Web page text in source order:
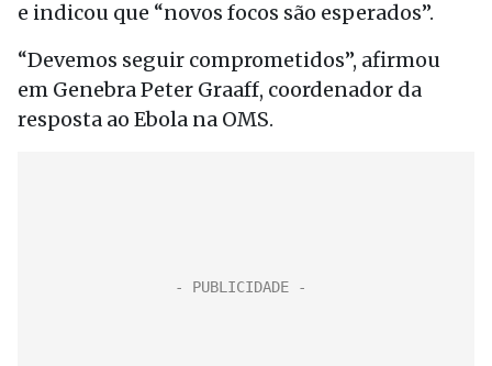
e indicou que “novos focos são esperados”.
“Devemos seguir comprometidos”, afirmou
em Genebra Peter Graaff, coordenador da
resposta ao Ebola na OMS.